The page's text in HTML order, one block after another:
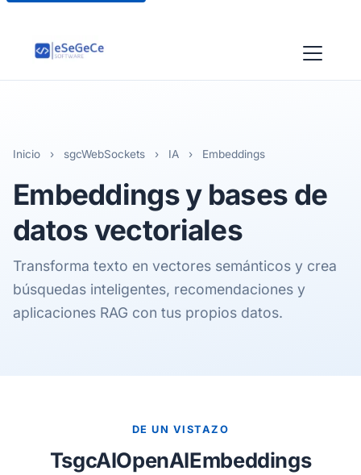
Inicio › sgcWebSockets › IA › Embeddings
Embeddings y bases de
datos vectoriales
Transforma texto en vectores semánticos y crea
búsquedas inteligentes, recomendaciones y
aplicaciones RAG con tus propios datos.
DE UN VISTAZO
TsgcAIOpenAIEmbeddings